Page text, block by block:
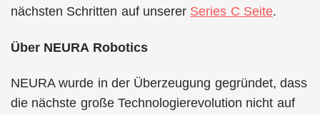
nächsten Schritten auf unserer Series C Seite.
Über NEURA Robotics
NEURA wurde in der Überzeugung gegründet, dass
die nächste große Technologierevolution nicht auf